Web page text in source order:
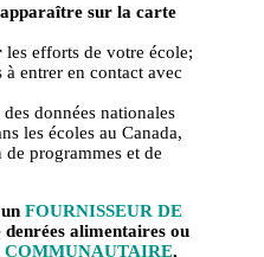
sur la carte
les efforts de votre école;
à entrer en contact avec
données nationales
les écoles au Canada,
programmes et de
FOURNISSEUR DE
alimentaires ou
COMMUNAUTAIRE,